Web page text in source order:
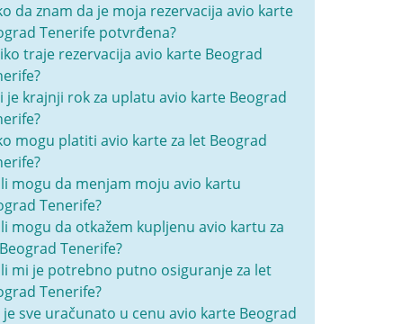
da znam da je moja rezervacija avio karte
Tenerife potvrđena?
traje rezervacija avio karte Beograd
je krajnji rok za uplatu avio karte Beograd
mogu platiti avio karte za let Beograd
mogu da menjam moju avio kartu
Tenerife?
mogu da otkažem kupljenu avio kartu za
Tenerife?
mi je potrebno putno osiguranje za let
Tenerife?
je sve uračunato u cenu avio karte Beograd